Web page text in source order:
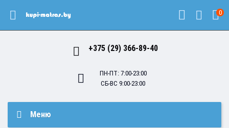
0
+375 (29) 366-89-40
ПН-ПТ: 7:00-23:00
СБ-ВС 9:00-23:00
Меню